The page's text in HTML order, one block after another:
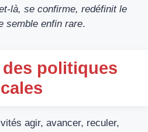
là, se confirme, redéfinit le
semble enfin rare.
politiques
agir, avancer, reculer,